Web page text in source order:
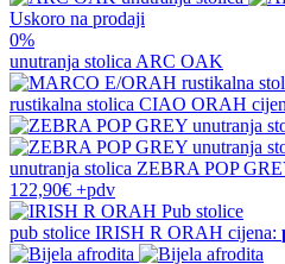
Uskoro na prodaji
0%
unutranja stolicaARC OAK
rustikalna stolica CIAO ORAH
unutranja stolica ZEBRA POP
122,90€ +pdv
pub stolice IRISH R ORAH cijena: